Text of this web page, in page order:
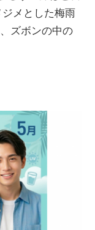
メとした梅雨
ズボンの中の